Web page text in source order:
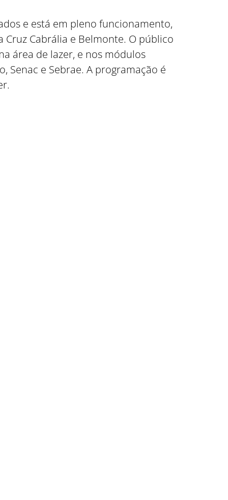
e está em pleno funcionamento,
Cabrália e Belmonte. O público
área de lazer, e nos módulos
Senac e Sebrae. A programação é